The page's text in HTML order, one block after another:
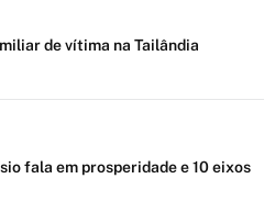
de vítima na Tailândia
fala em prosperidade e 10 eixos